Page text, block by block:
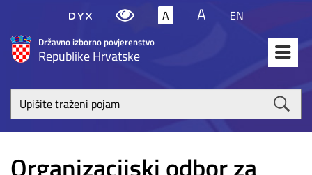
Državno izborno povjerenstvo
Republike Hrvatske
A A EN
Upišite
traženi